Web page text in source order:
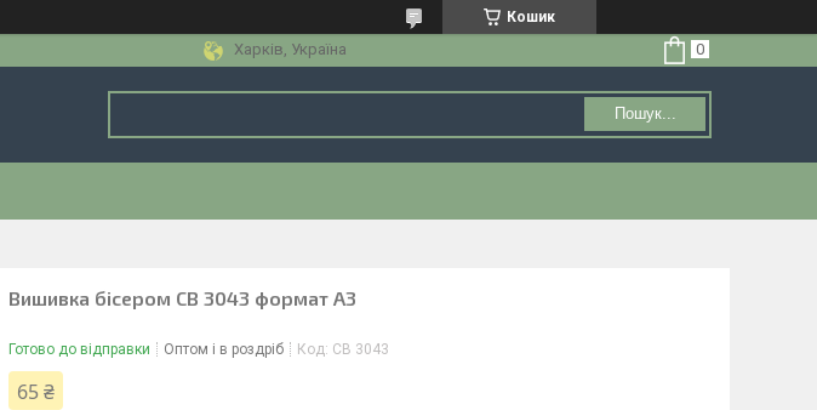
Кошик
Харків, Україна
Пошук...
Вишивка бісером СВ 3043 формат А3
Готово до відправки Оптом і в роздріб Код: СВ 3043
65 ₴